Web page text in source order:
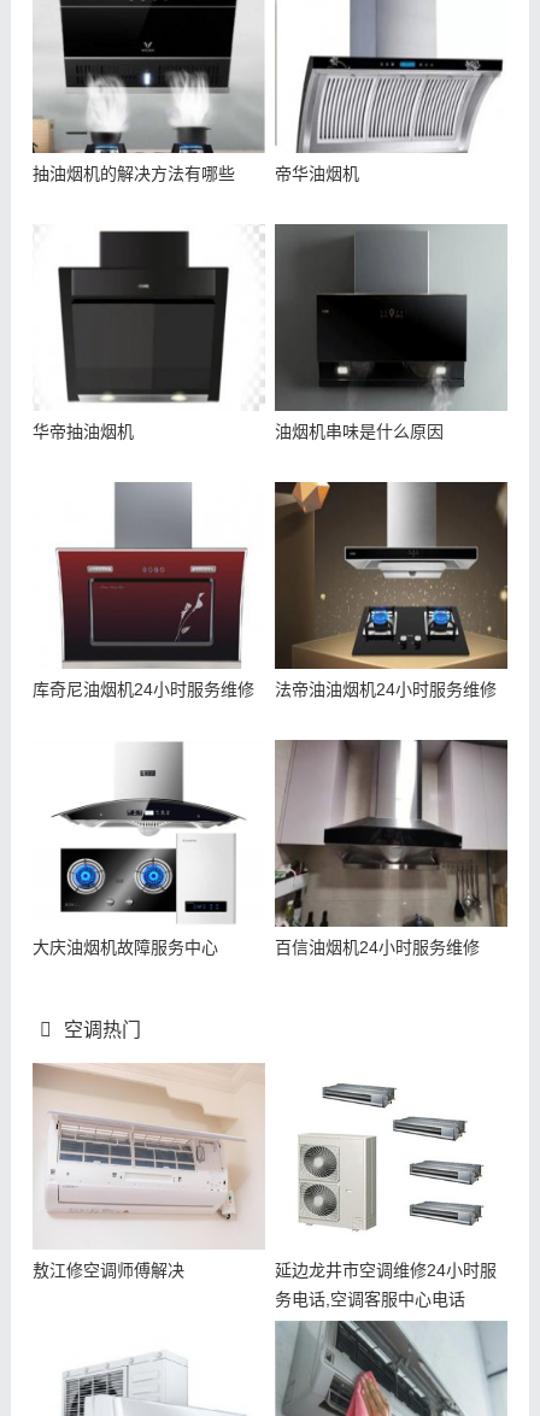
抽油烟机的解决方法有哪些 帝华油烟机
华帝抽油烟机 油烟机串味是什么原因
库奇尼油烟机24小时服务维修 法帝油油烟机24小时服务维修
大庆油烟机故障服务中心 百信油烟机24小时服务维修
空调热门
敖江修空调师傅解决
延边龙井市空调维修24小时服
务电话,空调客服中心电话